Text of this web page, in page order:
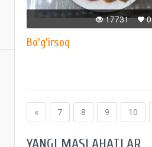
0
17731
Bo'g'irsoq
« 7 8 9 10
YANGI MASLAHATLAR